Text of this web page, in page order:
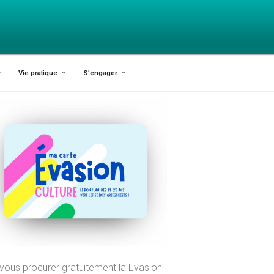
Vie pratique S’engager
procurer gratuitement la Evasion